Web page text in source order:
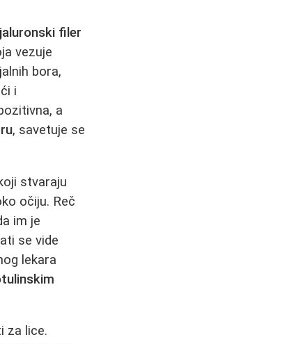
filer
vezuje
bora,
i
a
, savetuje se
stvaraju
očiju. Reč
im je
se vide
lekara
za lice.